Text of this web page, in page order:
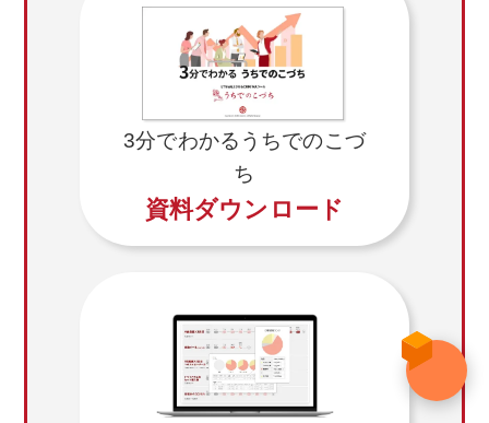
3分でわかるうちでのこづ
ち
資料ダウンロード